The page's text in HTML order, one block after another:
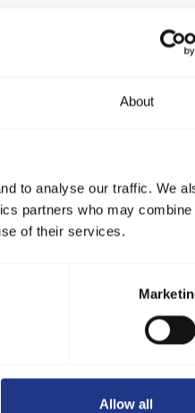
About
to analyse our traffic. We
partners who may combine
of their services.
Allow all